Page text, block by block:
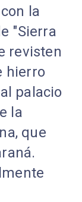
la
"Sierra
revisten
hierro
palacio
la
que